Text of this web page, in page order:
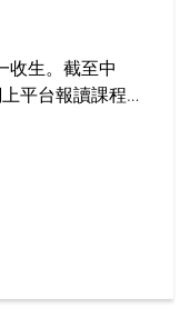
收生。截至中
平台報讀課程，